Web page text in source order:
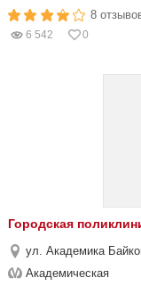
8
6 542 0
Городская
ул. Академика
Академическая